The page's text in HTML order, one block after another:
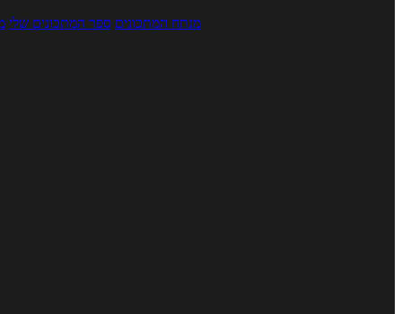
מנתח המתכונים ספר המתכונים שלי